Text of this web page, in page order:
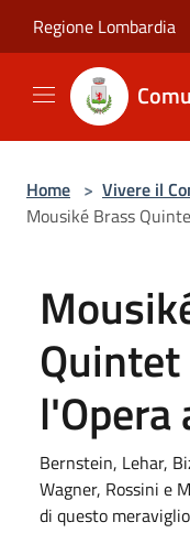
Regione Lombardia
Home > Vivere il
Mousiké Brass
Quintet
Bernstein, Lehar,
Wagner, Rossini e
di questo